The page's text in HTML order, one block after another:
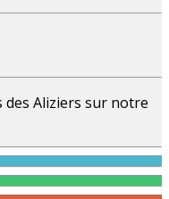
des Aliziers sur notre